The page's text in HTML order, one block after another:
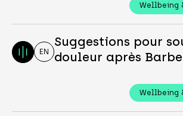
Wellbeing
EN
Suggestions pour
douleur après
Wellbeing